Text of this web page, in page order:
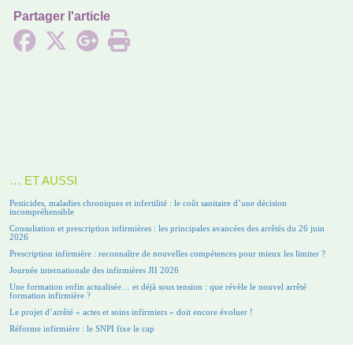
Partager l'article
… ET AUSSI
Pesticides, maladies chroniques et infertilité : le coût sanitaire d’une décision
incompréhensible
Consultation et prescription infirmières : les principales avancées des arrêtés du 26 juin
2026
Prescription infirmière : reconnaître de nouvelles compétences pour mieux les limiter ?
Journée internationale des infirmières JII 2026
Une formation enfin actualisée… et déjà sous tension : que révèle le nouvel arrêté
formation infirmière ?
Le projet d’arrêté « actes et soins infirmiers » doit encore évoluer !
Réforme infirmière : le SNPI fixe le cap